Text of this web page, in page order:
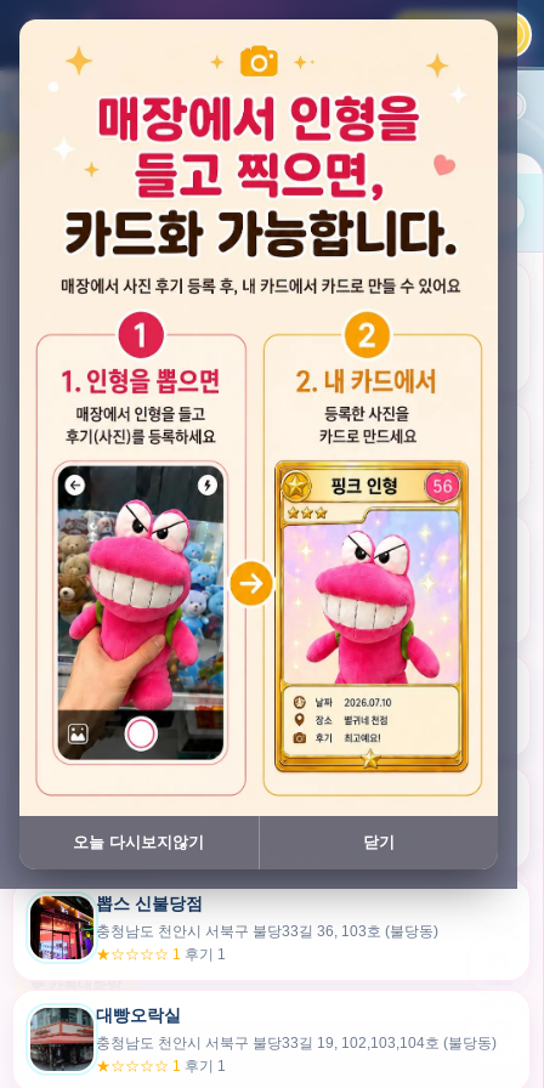
카카오 로그인
평점순 내 주변 즐겨찾기
뽑스 천안 불당점
★★★★☆ 4.2 후기 33
게임플렉스 불당동점
★★★☆☆ 2.5 후기 4
뽑기랜드
★★★★★ 4.7후기 49
픽스팟 불당점
충청남도 천안시 서북구 불당33길 47, 106호 (불당동)
★☆☆☆☆ 1 후기 1
쿠보 신불당점
충청남도 천안시 서북구 불당33길 35, 105호 (불당동)
★★★☆☆ 2.5후기 2
뽑스 신불당점
충청남도 천안시 서북구 불당33길 36, 103호 (불당동)
★☆☆☆☆ 1 후기 1
대빵오락실
충청남도 천안시 서북구 불당33길 19, 102,103,104호 (불당동)
★☆☆☆☆ 1 후기 1
30m
내위치
💬 카톡대화방
오늘 다시보지않기 닫기